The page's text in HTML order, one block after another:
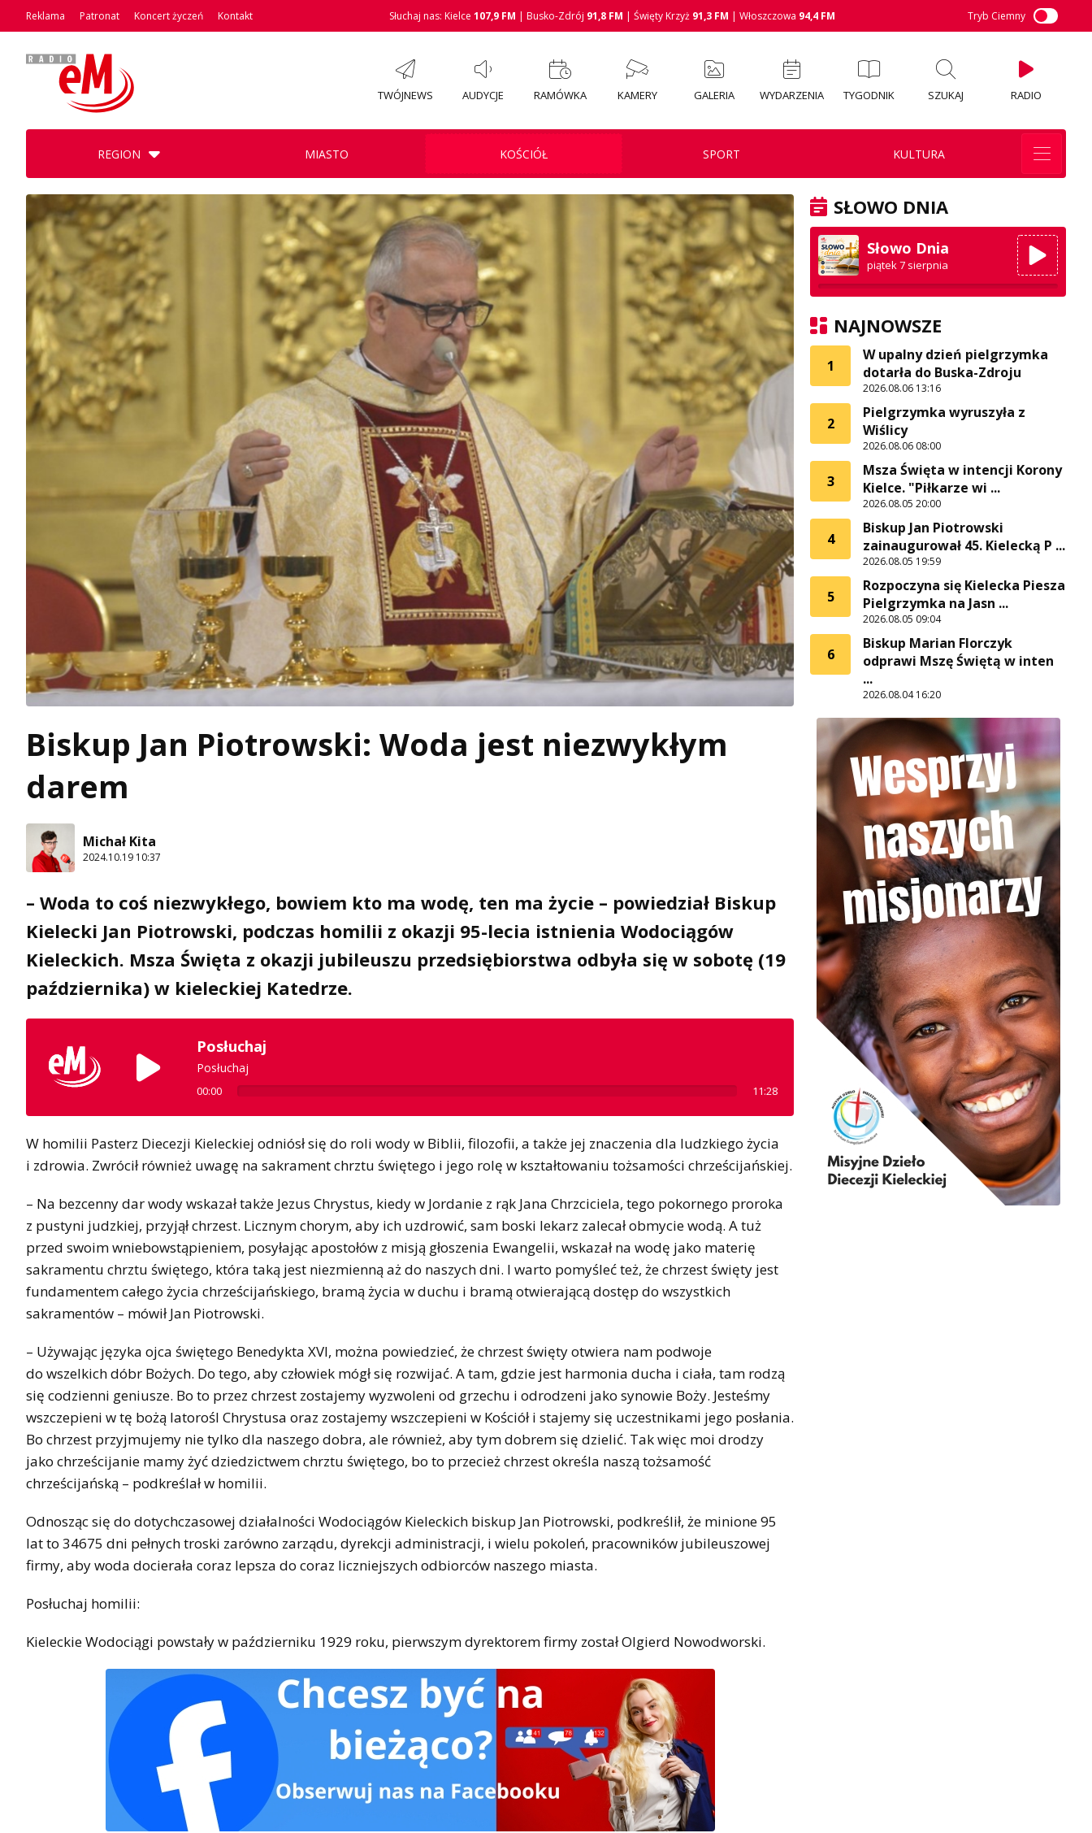
Reklama Patronat Koncert życzeń Kontakt Słuchaj nas: Kielce 107,9 FM | Busko-Zdrój 91,8 FM | Święty Krzyż 91,3 FM | Włoszczowa 94,4 FM Tryb Ciemny
TWÓJNEWS AUDYCJE RAMÓWKA KAMERY GALERIA WYDARZENIA TYGODNIK SZUKAJ RADIO
REGION MIASTO KOŚCIÓŁ SPORT KULTURA
Biskup Jan Piotrowski: Woda jest niezwykłym
darem
Michał Kita
2024.10.19 10:37
– Woda to coś niezwykłego, bowiem kto ma wodę, ten ma życie – powiedział Biskup
Kielecki Jan Piotrowski, podczas homilii z okazji 95-lecia istnienia Wodociągów
Kieleckich. Msza Święta z okazji jubileuszu przedsiębiorstwa odbyła się w sobotę (19
października) w kieleckiej Katedrze.
Posłuchaj
Posłuchaj
00:00 11:28
W homilii Pasterz Diecezji Kieleckiej odniósł się do roli wody w Biblii, filozofii, a także jej znaczenia dla ludzkiego życia
i zdrowia. Zwrócił również uwagę na sakrament chrztu świętego i jego rolę w kształtowaniu tożsamości chrześcijańskiej.
– Na bezcenny dar wody wskazał także Jezus Chrystus, kiedy w Jordanie z rąk Jana Chrzciciela, tego pokornego proroka
z pustyni judzkiej, przyjął chrzest. Licznym chorym, aby ich uzdrowić, sam boski lekarz zalecał obmycie wodą. A tuż
przed swoim wniebowstąpieniem, posyłając apostołów z misją głoszenia Ewangelii, wskazał na wodę jako materię
sakramentu chrztu świętego, która taką jest niezmienną aż do naszych dni. I warto pomyśleć też, że chrzest święty jest
fundamentem całego życia chrześcijańskiego, bramą życia w duchu i bramą otwierającą dostęp do wszystkich
sakramentów – mówił Jan Piotrowski.
– Używając języka ojca świętego Benedykta XVI, można powiedzieć, że chrzest święty otwiera nam podwoje
do wszelkich dóbr Bożych. Do tego, aby człowiek mógł się rozwijać. A tam, gdzie jest harmonia ducha i ciała, tam rodzą
się codzienni geniusze. Bo to przez chrzest zostajemy wyzwoleni od grzechu i odrodzeni jako synowie Boży. Jesteśmy
wszczepieni w tę bożą latorośl Chrystusa oraz zostajemy wszczepieni w Kościół i stajemy się uczestnikami jego posłania.
Bo chrzest przyjmujemy nie tylko dla naszego dobra, ale również, aby tym dobrem się dzielić. Tak więc moi drodzy
jako chrześcijanie mamy żyć dziedzictwem chrztu świętego, bo to przecież chrzest określa naszą tożsamość
chrześcijańską – podkreślał w homilii.
Odnosząc się do dotychczasowej działalności Wodociągów Kieleckich biskup Jan Piotrowski, podkreślił, że minione 95
lat to 34675 dni pełnych troski zarówno zarządu, dyrekcji administracji, i wielu pokoleń, pracowników jubileuszowej
firmy, aby woda docierała coraz lepsza do coraz liczniejszych odbiorców naszego miasta.
Posłuchaj homilii:
Kieleckie Wodociągi powstały w październiku 1929 roku, pierwszym dyrektorem firmy został Olgierd Nowodworski.
SŁOWO DNIA
Słowo Dnia
piątek 7 sierpnia
NAJNOWSZE
1
W upalny dzień pielgrzymka
dotarła do Buska-Zdroju
2026.08.06 13:16
2
Pielgrzymka wyruszyła z
Wiślicy
2026.08.06 08:00
3
Msza Święta w intencji Korony
Kielce. "Piłkarze wi ...
2026.08.05 20:00
4
Biskup Jan Piotrowski
zainaugurował 45. Kielecką P ...
2026.08.05 19:59
5
Rozpoczyna się Kielecka Piesza
Pielgrzymka na Jasn ...
2026.08.05 09:04
6
Biskup Marian Florczyk
odprawi Mszę Świętą w inten
...
2026.08.04 16:20